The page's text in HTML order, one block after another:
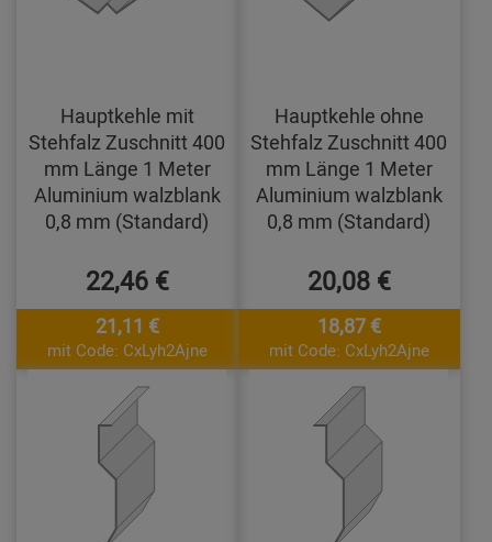
Hauptkehle mit
Stehfalz Zuschnitt 400
mm Länge 1 Meter
Aluminium walzblank
0,8 mm (Standard)
22,46 €
21,11 €
mit Code: CxLyh2Ajne
Hauptkehle ohne
Stehfalz Zuschnitt 400
mm Länge 1 Meter
Aluminium walzblank
0,8 mm (Standard)
20,08 €
18,87 €
mit Code: CxLyh2Ajne